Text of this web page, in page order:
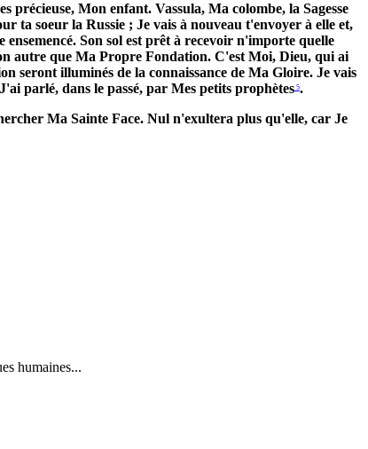
Mon enfant. Vassula, Ma colombe, la Sagesse
ta soeur la Russie ; Je vais à nouveau t'envoyer à elle et,
Son sol est prêt à recevoir n'importe quelle
autre que Ma Propre Fondation. C'est Moi, Dieu, qui ai
seront illuminés de la connaissance de Ma Gloire. Je vais
parlé, dans le passé, par Mes petits prophètes 5.
Ma Sainte Face. Nul n'exultera plus qu'elle, car Je
humaines...